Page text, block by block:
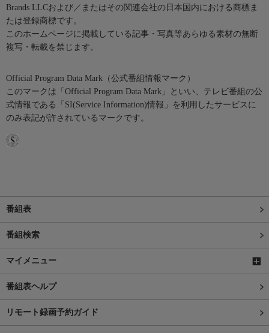
Brands LLCおよび／またはその関連会社の日本国内における商標ま
たは登録商標です。
このホームページに掲載している記事・写真等あらゆる素材の無断
複写・転載を禁じます。
Official Program Data Mark（公式番組情報マーク）
このマークは「Official Program Data Mark」といい、テレビ番組の公
式情報である「SI(Service Information)情報」を利用したサービスに
のみ表記が許されているマークです。
番組表
番組検索
マイメニュー
番組表ヘルプ
リモート録画予約ガイド